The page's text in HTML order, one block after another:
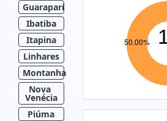
Guarapari
Ibatiba
Itapina
Linhares
Montanha
Nova
Venécia
Piúma